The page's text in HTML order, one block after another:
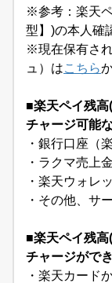
※参考： 楽天
型】)の本人確
※現在保有さ
ュ）はこちら
■楽天ペイ残
チャージ可能
・銀行口座（
・ラクマ売上
・楽天ウォレ
・その他、サ
■楽天ペイ残
チャージがで
・楽天カード